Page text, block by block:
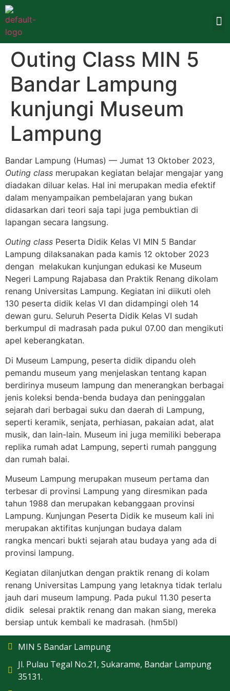
Outing Class MIN 5
Bandar Lampung
kunjungi Museum
Lampung
Bandar Lampung (Humas) — Jumat 13 Oktober 2023,
Outing class merupakan kegiatan belajar mengajar yang
diadakan diluar kelas. Hal ini merupakan media efektif
dalam menyampaikan pembelajaran yang bukan
didasarkan dari teori saja tapi juga pembuktian di
lapangan secara langsung.
Outing class Peserta Didik Kelas VI MIN 5 Bandar
Lampung dilaksanakan pada kamis 12 oktober 2023
dengan melakukan kunjungan edukasi ke Museum
Negeri Lampung Rajabasa dan Praktik Renang dikolam
renang Universitas Lampung. Kegiatan ini diikuti oleh
130 peserta didik kelas VI dan didampingi oleh 14
dewan guru. Seluruh Peserta Didik Kelas VI sudah
berkumpul di madrasah pada pukul 07.00 dan mengikuti
apel keberangkatan.
Di Museum Lampung, peserta didik dipandu oleh
pemandu museum yang menjelaskan tentang kapan
berdirinya museum lampung dan menerangkan berbagai
jenis koleksi benda-benda budaya dan peninggalan
sejarah dari berbagai suku dan daerah di Lampung,
seperti keramik, senjata, perhiasan, pakaian adat, alat
musik, dan lain-lain. Museum ini juga memiliki beberapa
replika rumah adat Lampung, seperti rumah panggung
dan rumah balai.
Museum Lampung merupakan museum pertama dan
terbesar di provinsi Lampung yang diresmikan pada
tahun 1988 dan merupakan kebanggaan provinsi
Lampung. Kunjungan Peserta Didik ke museum kali ini
merupakan aktifitas kunjungan budaya dalam
rangka mencari bukti sejarah atau budaya yang ada di
provinsi lampung.
Kegiatan dilanjutkan dengan praktik renang di kolam
renang Universitas Lampung yang letaknya tidak terlalu
jauh dari museum lampung. Pada pukul 11.30 peserta
didik selesai praktik renang dan makan siang, mereka
bersiap untuk kembali ke madrasah. (hm5bl)
MIN 5 Bandar Lampung
Jl. Pulau Tegal No.21, Sukarame, Bandar Lampung
35131.